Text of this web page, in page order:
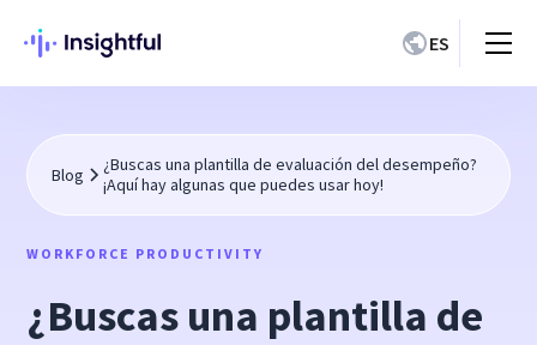
ES
Blog
¿Buscas una plantilla de evaluación del desempeño?
¡Aquí hay algunas que puedes usar hoy!
WORKFORCE PRODUCTIVITY
¿Buscas una plantilla de